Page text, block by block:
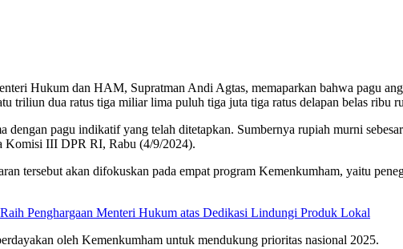
Hukum dan HAM, Supratman Andi Agtas, memaparkan bahwa pagu
triliun dua ratus tiga miliar lima puluh tiga juta tiga ratus delapan belas ribu
dengan pagu indikatif yang telah ditetapkan. Sumbernya rupiah murni
Komisi III DPR RI, Rabu (4/9/2024).
tersebut akan difokuskan pada empat program Kemenkumham, yaitu
Penghargaan Menteri Hukum atas Dedikasi Lindungi Produk Lokal
oleh Kemenkumham untuk mendukung prioritas nasional 2025.